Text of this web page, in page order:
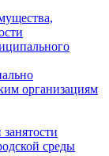
организациям
среды